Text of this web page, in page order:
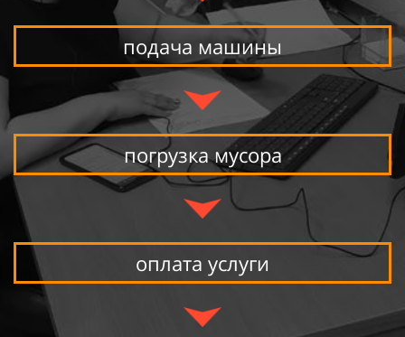
подача машины
погрузка мусора
оплата услуги